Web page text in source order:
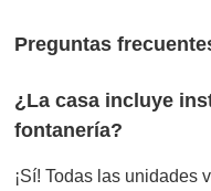
Preguntas
¿La casa incluye
fontanería?
¡Sí! Todas las unidades